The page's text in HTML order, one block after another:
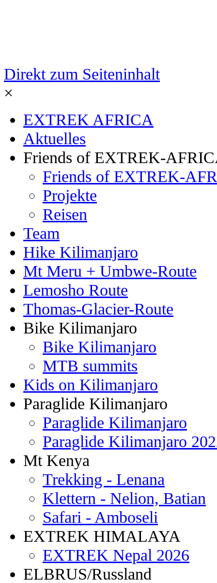
Direkt zum Seiteninhalt
×
EXTREK AFRICA
Aktuelles
Friends of EXTREK-
Friends of EXTREK-
Projekte
Reisen
Team
Hike Kilimanjaro
Mt Meru + Umbwe-Route
Lemosho Route
Thomas-Glacier-Route
Bike Kilimanjaro
Bike Kilimanjaro
MTB summits
Kids on Kilimanjaro
Paraglide Kilimanjaro
Paraglide Kilimanjaro
Paraglide Kilimanjaro
Mt Kenya
Trekking - Lenana
Klettern - Nelion, Batian
Safari - Amboseli
EXTREK HIMALAYA
EXTREK Nepal 2026
ELBRUS/Russland